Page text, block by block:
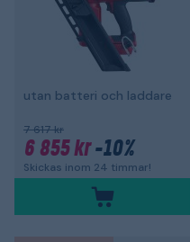
utan batteri och laddare
7 617 kr
6 855 kr-10%
Skickas inom 24 timmar!